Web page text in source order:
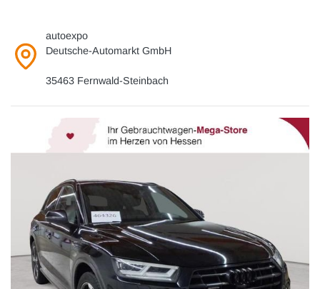
autoexpo
Deutsche-Automarkt GmbH
35463 Fernwald-Steinbach